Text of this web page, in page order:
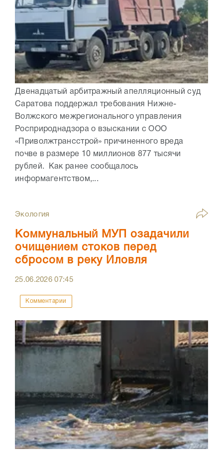
Двенадцатый арбитражный апелляционный суд
Саратова поддержал требования Нижне-
Волжского межрегионального управления
Росприроднадзора о взыскании с ООО
«Приволжтрансстрой» причиненного вреда
почве в размере 10 миллионов 877 тысячи
рублей. Как ранее сообщалось
информагентством,...
Экология
Коммунальный МУП озадачили
очищением стоков перед
сбросом в реку Иловля
25.06.202607:45
Комментарии